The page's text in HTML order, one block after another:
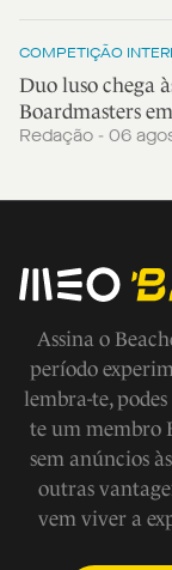
COMPETIÇÃO
Duo luso chega
Boardmasters
Redação - 06
Assina o
período
lembra-te,
te um membro
sem anúncios
outras
vem viver a